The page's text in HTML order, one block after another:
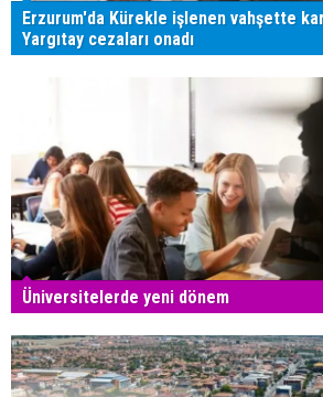
Erzurum'da Kürekle işlenen vahşette
Yargıtay cezaları onadı
Üniversitelerde yeni dönem